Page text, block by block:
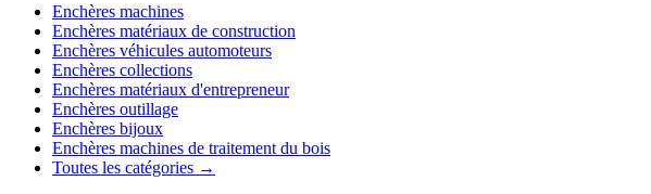
Enchères machines
Enchères matériaux de construction
Enchères véhicules automoteurs
Enchères collections
Enchères matériaux d'entrepreneur
Enchères outillage
Enchères bijoux
Enchères machines de traitement du bois
Toutes les catégories →